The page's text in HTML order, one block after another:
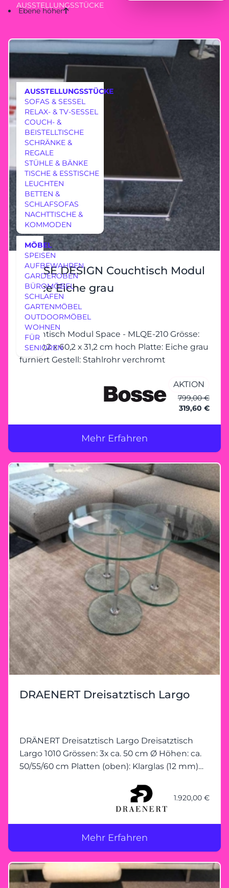
AUSSTELLUNGSSTÜCKE
AUSSTELLUNGSSTÜCKE
SOFAS & SESSEL
RELAX- & TV-SESSEL
COUCH- &
BEISTELLTISCHE
SCHRÄNKE &
REGALE
STÜHLE & BÄNKE
TISCHE & ESSTISCHE
LEUCHTEN
BETTEN &
SCHLAFSOFAS
NACHTTISCHE &
KOMMODEN
MÖBEL
MÖBEL
SPEISEN
AUFBEWAHREN
GARDEROBEN
BÜROMÖBEL
SCHLAFEN
GARTENMÖBEL
OUTDOORMÖBEL
WOHNEN
FÜR
SENIOREN
Ebene höher
BOSSE DESIGN Couchtisch Modul
Space Eiche grau
Couchtisch Modul Space - MLQE-210 Grösse:
ca. 120,2 x 60,2 x 31,2 cm hoch Platte: Eiche grau
furniert Gestell: Stahlrohr verchromt
AKTION
799,00 €
319,60 €
Mehr Erfahren
DRAENERT Dreisatztisch Largo
DRÄNERT Dreisatztisch Largo Dreisatztisch
Largo 1010 Grössen: 3x ca. 50 cm Ø Höhen: ca.
50/55/60 cm Platten (oben): Klarglas (12 mm)
Standrohr/Drehteile: Hochglanz-Chrom
1.920,00 €
Mehr Erfahren